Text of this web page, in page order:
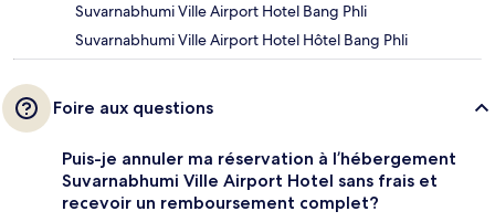
Suvarnabhumi Ville Airport Hotel Bang Phli
Suvarnabhumi Ville Airport Hotel Hôtel Bang Phli
Foire aux questions
Puis-je annuler ma réservation à l’hébergement
Suvarnabhumi Ville Airport Hotel sans frais et
recevoir un remboursement complet?